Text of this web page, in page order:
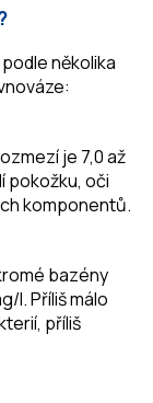
několika
je 7,0 až
pokožku, oči
komponentů.
bazény
l. Příliš málo
příliš